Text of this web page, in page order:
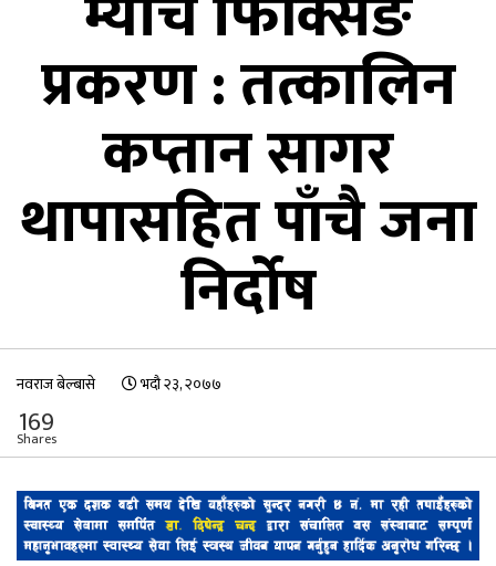
प्रकरण : तत्कालिन
कप्तान सागर
थापासहित पाँचै जना
निर्दोष
नवराज बेल्बासे भदौ २३, २०७७
169
Shares